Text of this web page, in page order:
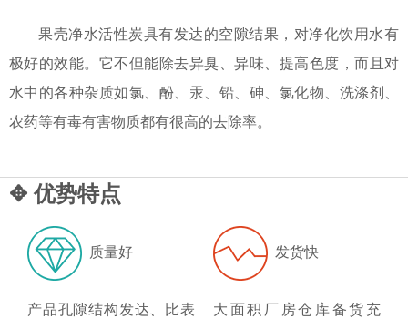
果壳净水活性炭具有发达的空隙结果，对净化饮用水有
极好的效能。它不但能除去异臭、异味、提高色度，而且对
水中的各种杂质如氯、酚、汞、铅、砷、氯化物、洗涤剂、
农药等有毒有害物质都有很高的去除率。
✥ 优势特点
质量好
产品孔隙结构发达、比表
发货快
大面积厂房仓库备货充